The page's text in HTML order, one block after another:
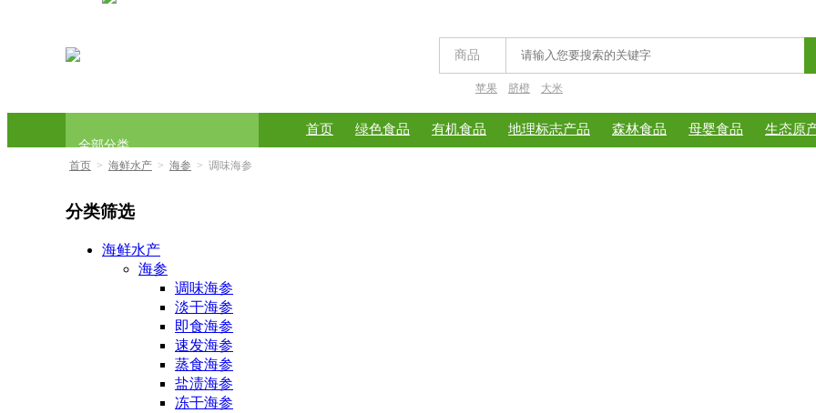
商品
苹果 脐橙 大米
全部分类
首页 绿色食品 有机食品 地理标志产品 森林食品 母婴食品 生态原
首页 > 海鲜水产 > 海参 > 调味海参
分类筛选
海鲜水产
海参
调味海参
淡干海参
即食海参
速发海参
蒸食海参
盐渍海参
冻干海参